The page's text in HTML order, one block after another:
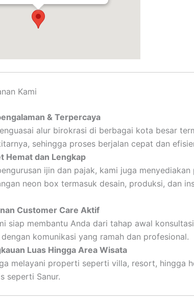
Kami
& Terpercaya
alur birokrasi di berbagai kota besar
sehingga proses berjalan cepat dan
Hemat dan Lengkap
ijin dan pajak, kami juga menyediakan
neon box termasuk desain, produksi, dan
Customer Care Aktif
siap membantu Anda dari tahap awal
dengan komunikasi yang ramah dan profesional.
Luas Hingga Area Wisata
melayani properti seperti villa, resort, hingga
seperti Sanur.